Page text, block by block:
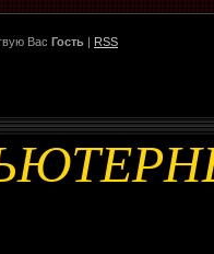
Вас Гость | RSS